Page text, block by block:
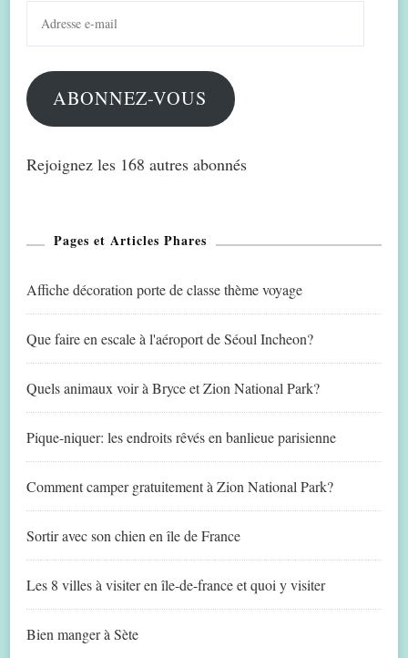
ABONNEZ-VOUS
Rejoignez les 168 autres abonnés
Pages et Articles Phares
Affiche décoration porte de classe thème voyage
Que faire en escale à l'aéroport de Séoul Incheon?
Quels animaux voir à Bryce et Zion National Park?
Pique-niquer: les endroits rêvés en banlieue parisienne
Comment camper gratuitement à Zion National Park?
Sortir avec son chien en île de France
Les 8 villes à visiter en île-de-france et quoi y visiter
Bien manger à Sète